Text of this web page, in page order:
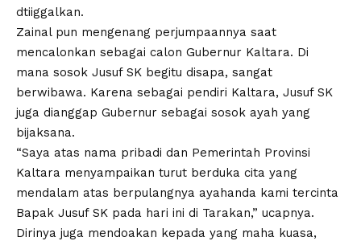
dtiiggalkan.
Zainal pun mengenang perjumpaannya saat
mencalonkan sebagai calon Gubernur Kaltara. Di
mana sosok Jusuf SK begitu disapa, sangat
berwibawa. Karena sebagai pendiri Kaltara, Jusuf SK
juga dianggap Gubernur sebagai sosok ayah yang
bijaksana.
“Saya atas nama pribadi dan Pemerintah Provinsi
Kaltara menyampaikan turut berduka cita yang
mendalam atas berpulangnya ayahanda kami tercinta
Bapak Jusuf SK pada hari ini di Tarakan,” ucapnya.
Dirinya juga mendoakan kepada yang maha kuasa,